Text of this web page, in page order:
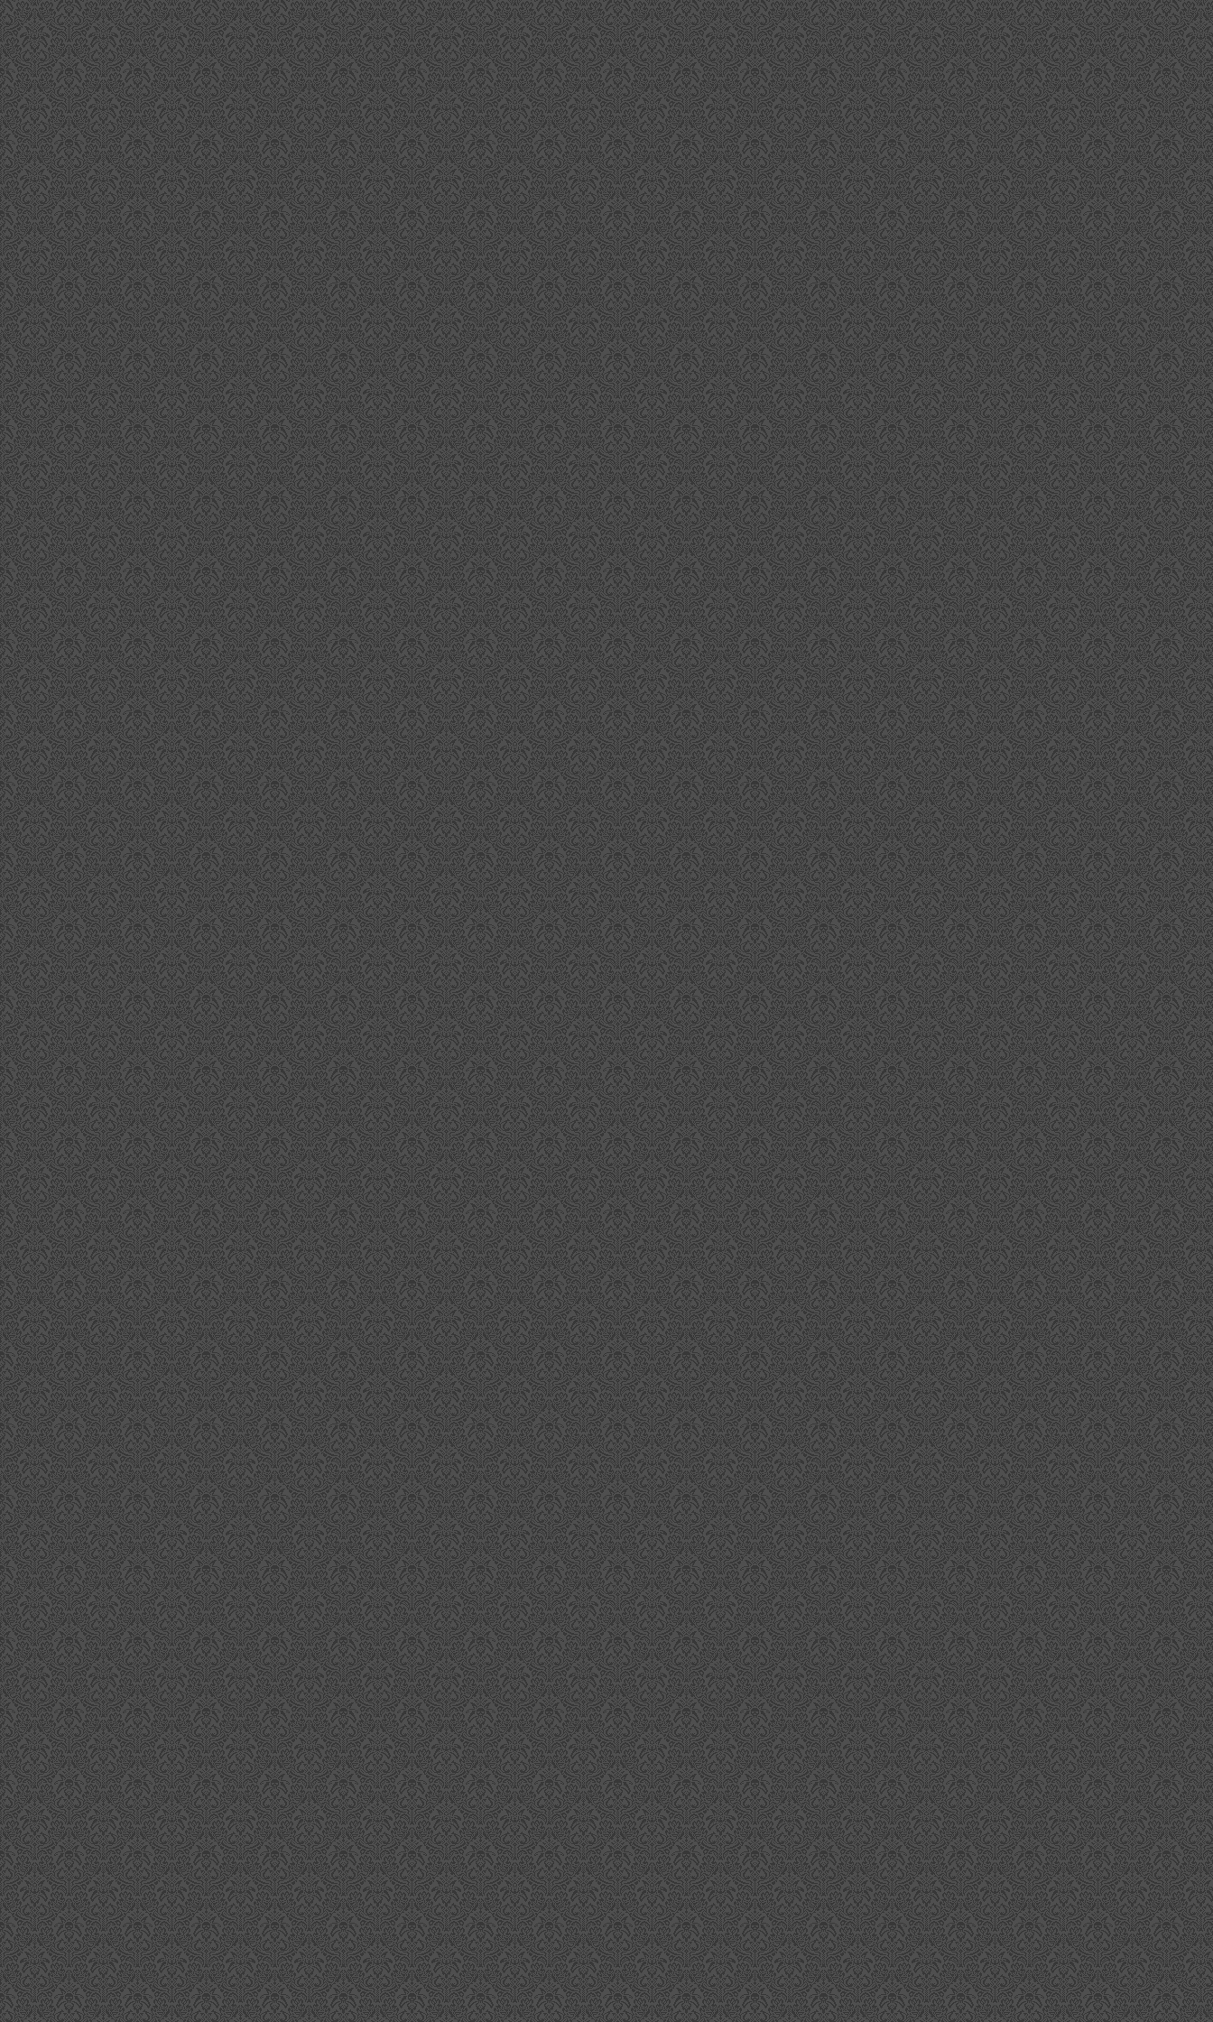
13
Die Linkwood Destillerie in der schottischen Speyside ist nicht
unbedingt bekannt für ihre ausufernde Release-Politik, was
Originalabfüllungen angeht, aber ab und zu kommt der Dachkonzern
dann doch einmal mit einem Single Malt unter dem Namen Linkwood an
und reiht diese direkt in ihre Serie der Special Releases ein. Damit ist
es der zweite Linkwood, der es in diese illustre Reihe geschaft hat und
die letzte liegt bereits 8 Jahre in der Vergangenheit.
SEP
11
Fireball - Scharfer Zimtwhisky
Wer erinnert sich noch an den Geschmack von "Big Red", dem
Zimtkaugummi, das man auf dem Schulhof als Mutprobe
gegessen hat um einer von den "ganz Harten" zu sein? Naja... aus dem
Alter ist man wohl herausgewachsen, wenn man den Fireball Red Hot
Cinnamon Whisky zum ersten Mal in die Finger bekommt.
Mit 33% Vol. auf einer hohen "likörigen" Trinkstärke bringt der Fireball
die süße Schärfe von Zimt und Zucker mit. Die Sazerac Co.
SEP
5
Don Ruffin - Natürlich Rum auf Norddeutsch
Die Hansestädte pflegten im 18. Jahrhundert intensive
Handelsbeziehungen mit der Karibik und den dort ansässigen
Rumproduzenten. So brachte er der importierte Rum im Norden
Deutschlands schnell zu einiger Popularität, Dass es aber einmal einen
originären norddeutschen Rum gegeben hat ist lange her. Das ändert
sich mit Don Ruffin.
SEP
3
Port Ellen 16th Release
Port Ellen kann man getrost als den Inbegriff der "geschlossenen
Destillerien" bezeichnen. Wenige Malts sind so gesucht wie die
jährlich erscheinenden Special Releases von Diageo, die inzwischen in
die 16. Runde gehen.
Die Reserven der 1983 stillgelegten Brennerei werden immer weniger,
aber trotzdem überrascht diese Edition mit ganzen 37 Jahren Reifezeit,
als bisher älteste Abfüllung der Marke. Auf einer stattlichen Trinkstärke
von 55,2% Vol.
SEP
2
Brora 38 Jahre aus dem Jahr 1977
Wie jedes Jahr um diese Zeit kommt von Diageo eine ganze
Reihe verschiedener Special Releases und die Reihe der
Distiller's Editions wird auch um einen Jahrgang reicher. In diesem Jahr
füllt mit dem Brora 38 Jahre den bisher ältesten Single Malt dieser
Highland Destillerie ab, der je in der Serie veröffentlicht wurde.
In natürlicher Fassstärke von 48,6% Vol.
AUG
31
Jameson Neuheiten - Teil 2
Die vierte neue Abfüllung aus dem Hause Jameson trägt den
Namen Caskmates und verrät damit auch schon wohin die Reise
geht. Zwei Flüssigkeiten teilen sich ein Fass, naja... stimmt nur halb,
denn das Craft Beer aus der Mikrobrauerei Franciscan Well Brewery in
Cork ist schon wieder aus dem Fass gelaufen, als der Jameson
Whiskey darin gelagert wurde. Man verpasste dem dreifachen Destillat
also ein Craft Beer Finish.
AUG
25
Jameson Neuheiten - Teil 1
Die Marke Jameson wird im September 2016 um einige neue
Sorten bereichert und die bekommen in Geschmack und
Hintergrund so einiges mitgegeben. Insgesamt 4 neue Abfüllungen
sollen es werden (dazu mehr im nächsten Blog) und drei von ihnen
bilden eine kleine Serie, die den illustren Namen "Makers Series" und
beschäftigt sich mit dem "Dreigestirn" der Produzenten: Cooper, Distiller
und Blender.
AUG
18
Unterthurner Carina - Südtirol Teil 2
Ein weiteres Tasting aus dem Südtiroltrip hat sogar einen
klangvollen Namen und eine eigene Geschichte: CARINA
Der Brennereigründer Ignaz Unterthurner soll in Erzählungen über sein
Leben immer mal wieder den Namen Carina erwähnt haben, der ihn an
einen Sommer in den 1950er Jahren zurückerinnerte. In diesem
Sommer, so die Geschichte, traf er auf einem Meraner Musikkonzert die
braunhaarige und wunderschöne Carina, in die er sich sofort verliebte.
AUG
9
Metaxa Angels Treasure - Ein Geschenk der Engel
Der Prozess des "Angel's Share" ist bekannt von Whisky und
Rum oder anderen Spirituosen, die in Holzfässern gelagert
wurden. Metaxa, die griechische Spezialität, die man zumeist aus
Restaurants (Metaxa-Sauce auf Schnitzeln, oder ähnliches) oder
vielleicht aus dem Urlaub kennt, bringt man allerdings nicht unmittelbar
damit in Verbindung.
JUL
20
Prometheus ein Myterium aus Glasgow
Die International Whisky Competition vergab im Jahre 2016 Gold
für einen Whisky, der in Kennerkriesen von sich reden macht,
obwohl nicht viel über ihn bekannt ist. Der Prometheus 26 Jahre ist ein
Mystery Malt von der Speyside über dem die Decke des Schweigens
ausgebreitet wurde.